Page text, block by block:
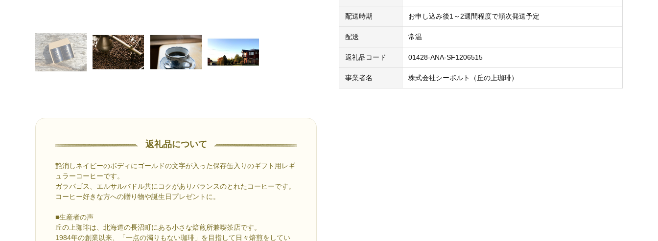
返礼品について
艶消しネイビーのボディにゴールドの文字が入った保存缶入りのギフト用レギ
ュラーコーヒーです。
ガラパゴス、エルサルバドル共にコクがありバランスのとれたコーヒーです。
コーヒー好きな方への贈り物や誕生日プレゼントに。
■生産者の声
丘の上珈琲は、北海道の長沼町にある小さな焙煎所兼喫茶店です。
1984年の創業以来、「一点の濁りもない珈琲」を目指して日々焙煎をしてい
配送時期 お申し込み後1～2週間程度で順次発送予定
配送 常温
返礼品コード 01428-ANA-SF1206515
事業者名 株式会社シーボルト（丘の上珈琲）